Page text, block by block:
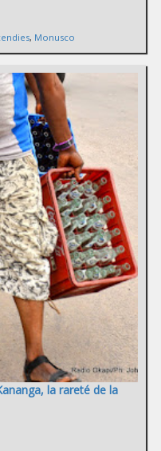
, Monusco
la rareté de la